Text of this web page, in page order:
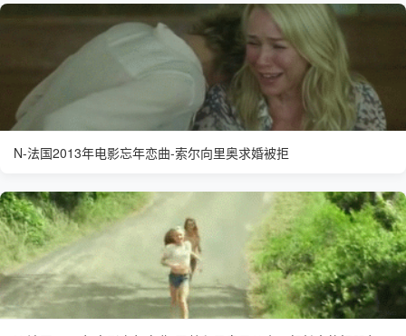
N-法国2013年电影忘年恋曲-索尔向里奥求婚被拒